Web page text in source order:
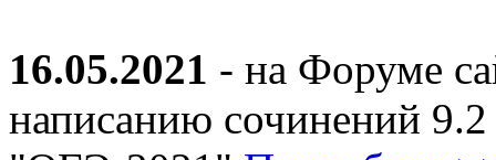
16.05.2021 - на Форуме
написанию сочинений